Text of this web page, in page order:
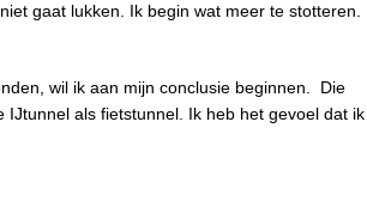
gaat lukken. Ik begin wat meer te stotteren.
wil ik aan mijn conclusie beginnen.
Die
als fietstunnel. Ik heb het gevoel dat ik